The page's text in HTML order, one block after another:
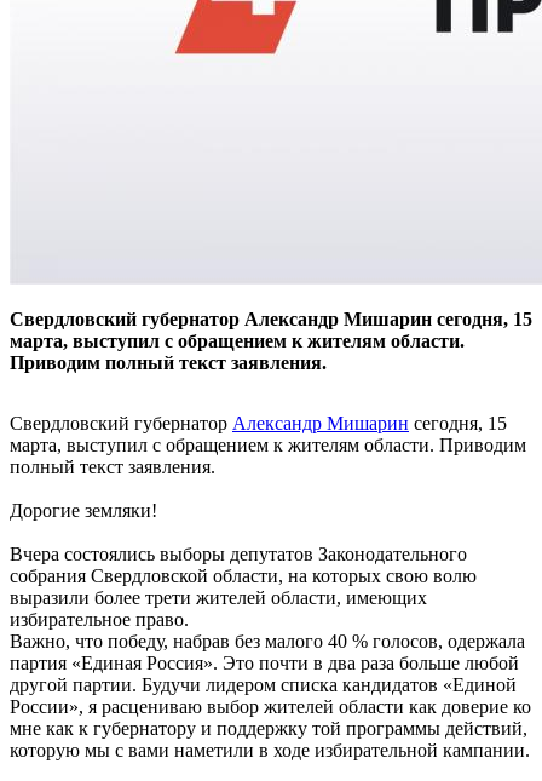
Свердловский губернатор Александр Мишарин сегодня, 15
марта, выступил с обращением к жителям области.
Приводим полный текст заявления.
Свердловский губернатор Александр Мишарин сегодня, 15
марта, выступил с обращением к жителям области. Приводим
полный текст заявления.
Дорогие земляки!
Вчера состоялись выборы депутатов Законодательного
собрания Свердловской области, на которых свою волю
выразили более трети жителей области, имеющих
избирательное право.
Важно, что победу, набрав без малого 40 % голосов, одержала
партия «Единая Россия». Это почти в два раза больше любой
другой партии. Будучи лидером списка кандидатов «Единой
России», я расцениваю выбор жителей области как доверие ко
мне как к губернатору и поддержку той программы действий,
которую мы с вами наметили в ходе избирательной кампании.